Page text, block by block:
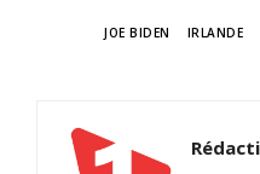
JOE BIDEN IRLANDE